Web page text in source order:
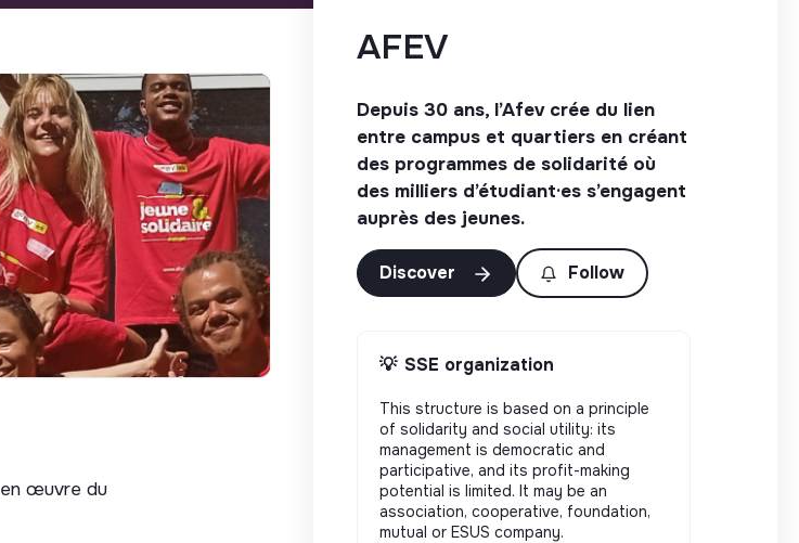
en œuvre du
AFEV
Depuis 30 ans, l’Afev crée du lien
entre campus et quartiers en créant
des programmes de solidarité où
des milliers d’étudiant·es s’engagent
auprès des jeunes.
Discover Follow
💡 SSE organization
This structure is based on a principle
of solidarity and social utility: its
management is democratic and
participative, and its profit-making
potential is limited. It may be an
association, cooperative, foundation,
mutual or ESUS company.